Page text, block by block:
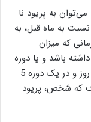
به پریود نا
به ماه قبل، به
که میزان
باشد و یا دوره
پریود شما متفاوت باشد، یعنی در یک دوره سه روز و در یک دوره 5
که شخص، پریود